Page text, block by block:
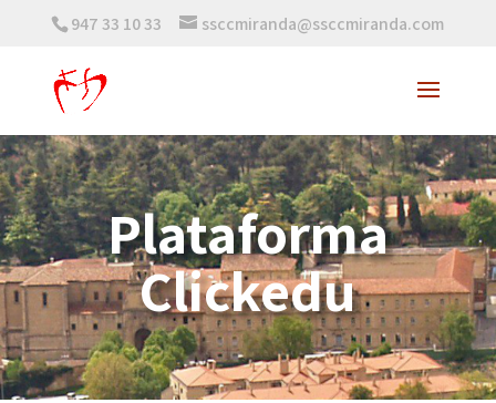
947 33 10 33 ssccmiranda@ssccmiranda.com
Plataforma
Clickedu